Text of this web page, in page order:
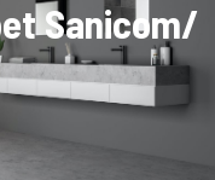
Sanicom/